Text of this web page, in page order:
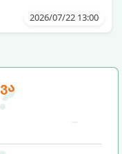
ფურცელი
გონებასა და
2026/07/22 13:00